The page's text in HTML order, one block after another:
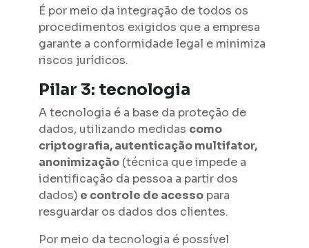
É por meio da integração de todos os
procedimentos exigidos que a empresa
garante a conformidade legal e minimiza
riscos jurídicos.
Pilar 3: tecnologia
A tecnologia é a base da proteção de
dados, utilizando medidas como
criptografia, autenticação multifator,
anonimização (técnica que impede a
identificação da pessoa a partir dos
dados) e controle de acesso para
resguardar os dados dos clientes.
Por meio da tecnologia é possível